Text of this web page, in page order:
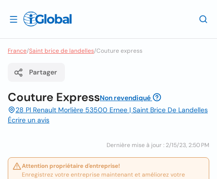
France/Saint brice de landelles/Couture express
Partager
Couture ExpressNon revendiqué
28 Pl Renault Morlière 53500 Ernee | Saint Brice De Landelles
Écrire un avis
Dernière mise à jour : 2/15/23, 2:50 PM
Attention propriétaire d'entreprise!
Enregistrez votre entreprise maintenant et améliorez votre